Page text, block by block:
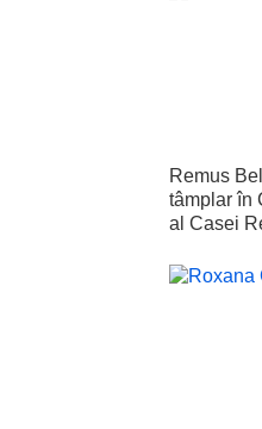
Remus
tâmplar în
al Casei